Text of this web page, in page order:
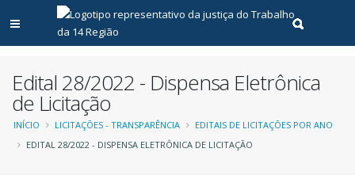
Abrir menu principal
Realizar
Edital 28/2022 - Dispensa Eletrônica
de Licitação
Trilha
INÍCIO LICITAÇÕES - TRANSPARÊNCIA
EDITAIS DE LICITAÇÕES POR ANO
EDITAL 28/2022 - DISPENSA ELETRÔNICA DE LICITAÇÃO